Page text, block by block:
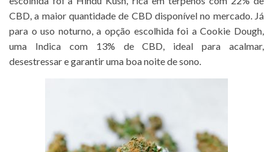
CBD, a maior quantidade de CBD disponível no mercado. Já
para o uso noturno, a opção escolhida foi a Cookie Dough,
uma Indica com 13% de CBD, ideal para acalmar,
desestressar e garantir uma boa noite de sono.